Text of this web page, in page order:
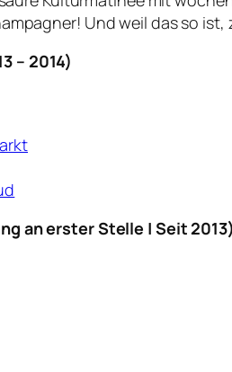
Und weil das so
– 2014)
an erster Stelle | Seit 2013)